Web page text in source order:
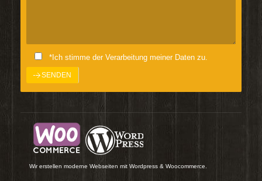
*Ich stimme der Verarbeitung meiner Daten zu.
Wir erstellen moderne Webseiten mit Wordpress & Woocommerce.